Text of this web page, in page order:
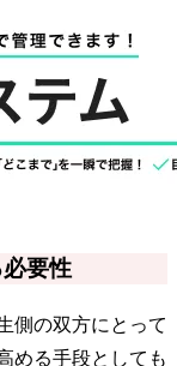
要性
側の双方にとって
める手段としても